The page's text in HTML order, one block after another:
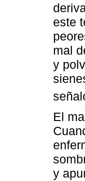
este
mal
y
El
y